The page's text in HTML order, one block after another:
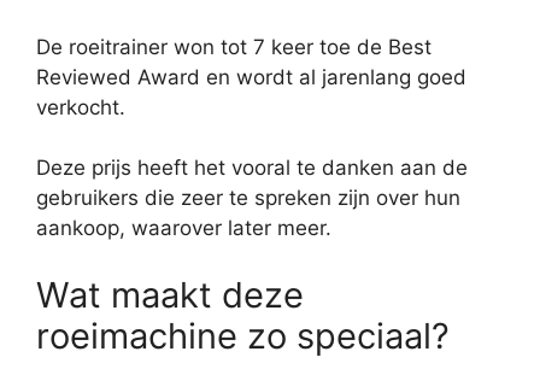
De roeitrainer won tot 7 keer toe de Best
Reviewed Award en wordt al jarenlang goed
verkocht.
Deze prijs heeft het vooral te danken aan de
gebruikers die zeer te spreken zijn over hun
aankoop, waarover later meer.
Wat maakt deze
roeimachine zo speciaal?